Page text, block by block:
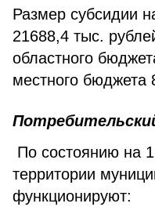
Размер субсидии
21688,4 тыс.
областного
местного бюджета
По состоянию на
территории
функционируют: